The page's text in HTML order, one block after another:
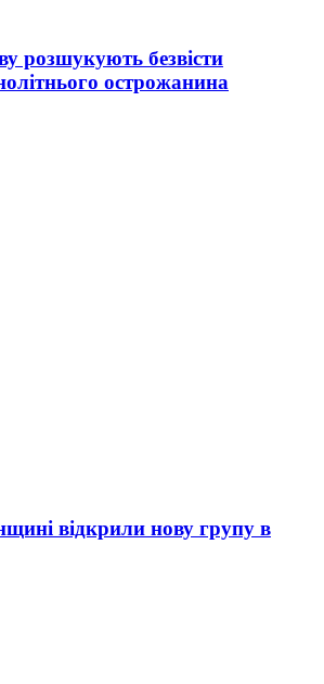
розшукують безвісти
острожанина
відкрили нову групу в